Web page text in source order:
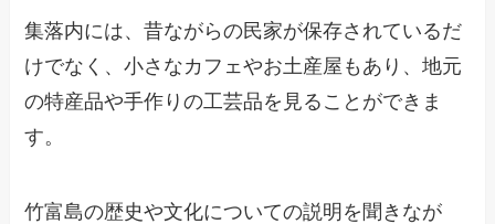
集落内には、昔ながらの民家が保存されているだ
けでなく、小さなカフェやお土産屋もあり、地元
の特産品や手作りの工芸品を見ることができま
す。
竹富島の歴史や文化についての説明を聞きなが